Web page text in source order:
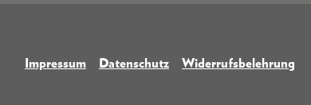
Impressum Datenschutz Widerrufsbelehrung